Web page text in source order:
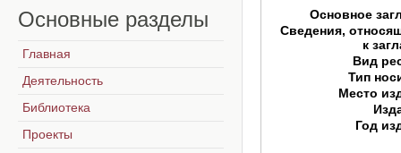
Основное
Сведения,
к
Вид
Тип
Место
Год
Основные разделы
Главная
Деятельность
Библиотека
Проекты